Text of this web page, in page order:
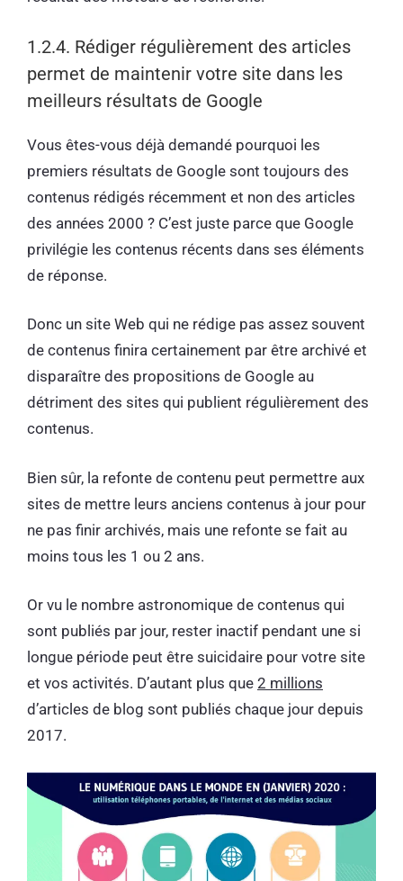
1.2.4. Rédiger régulièrement des articles
permet de maintenir votre site dans les
meilleurs résultats de Google
Vous êtes-vous déjà demandé pourquoi les
premiers résultats de Google sont toujours des
contenus rédigés récemment et non des articles
des années 2000 ? C’est juste parce que Google
privilégie les contenus récents dans ses éléments
de réponse.
Donc un site Web qui ne rédige pas assez souvent
de contenus finira certainement par être archivé et
disparaître des propositions de Google au
détriment des sites qui publient régulièrement des
contenus.
Bien sûr, la refonte de contenu peut permettre aux
sites de mettre leurs anciens contenus à jour pour
ne pas finir archivés, mais une refonte se fait au
moins tous les 1 ou 2 ans.
Or vu le nombre astronomique de contenus qui
sont publiés par jour, rester inactif pendant une si
longue période peut être suicidaire pour votre site
et vos activités. D’autant plus que 2 millions
d’articles de blog sont publiés chaque jour depuis
2017.